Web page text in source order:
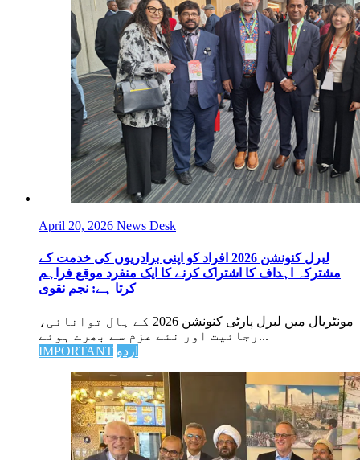
April 20, 2026 News Desk
لبرل کنونشن 2026 افراد کو اپنی برادریوں کی خدمت کے
مشترکہ اہداف کا اشتراک کرنے کا ایک منفرد موقع فراہم
کرتا ہے: نجم نقوی
مونٹریال میں لبرل پارٹی کنونشن 2026 کے ہال توانائی،
رجائیت اور نئے عزم سے بھرے ہوئے...
IMPORTANT اردو